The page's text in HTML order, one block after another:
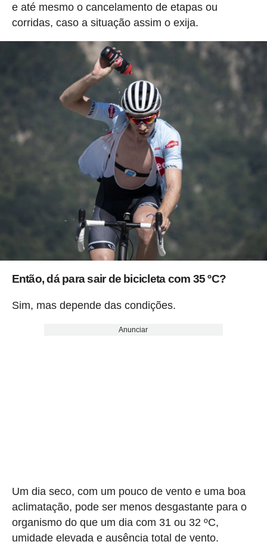
e até mesmo o cancelamento de etapas ou
corridas, caso a situação assim o exija.
Então, dá para sair de bicicleta com 35 ºC?
Sim, mas depende das condições.
Anunciar
Um dia seco, com um pouco de vento e uma boa
aclimatação, pode ser menos desgastante para o
organismo do que um dia com 31 ou 32 ºC,
umidade elevada e ausência total de vento.